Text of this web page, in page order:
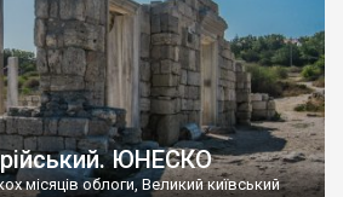
ЮНЕСКО
місяців облоги, Великий київський